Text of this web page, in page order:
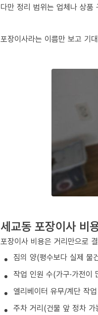
다만 정리 범위는 업체나 상품
포장이사라는 이름만 보고 기
세교동 포장이사 비
포장이사 비용은 거리만으로
짐의 양(평수보다 실제 물
작업 인원 수(가구·가전이
엘리베이터 유무/계단 작
주차 거리(건물 앞 정차